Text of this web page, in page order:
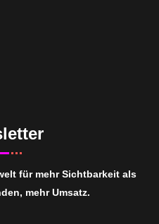
für mehr Sichtbarkeit als
mehr Umsatz.